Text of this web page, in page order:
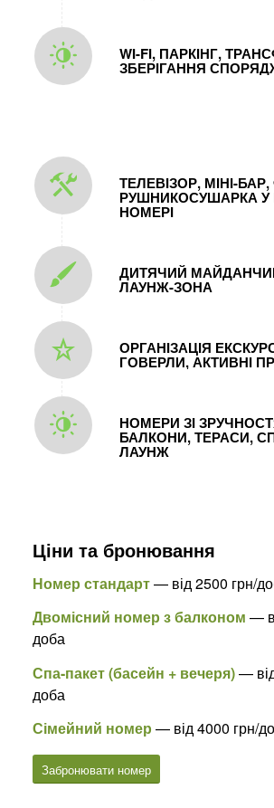
WI-FI, ПАРКІНГ,
ЗБЕРІГАННЯ
ТЕЛЕВІЗОР, МІНІ-
РУШНИКОСУШАРКА
НОМЕРІ
ДИТЯЧИЙ
ЛАУНЖ-ЗОНА
ОРГАНІЗАЦІЯ
ГОВЕРЛИ, АКТИВНІ
НОМЕРИ ЗІ
БАЛКОНИ, ТЕРАСИ,
ЛАУНЖ
Ціни та бронювання
Номер стандарт— від 2500 грн/
Двомісний номер з балконом —
доба
Спа-пакет (басейн + вечеря)—
доба
Сімейний номер — від 4000 грн/
Забронювати номер